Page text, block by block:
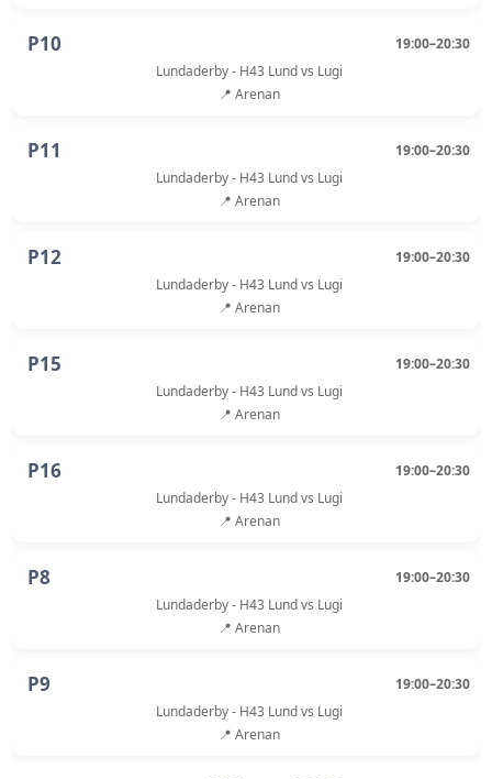
P10
19:00–20:30
Lundaderby - H43 Lund vs Lugi
📍 Arenan
P11
19:00–20:30
Lundaderby - H43 Lund vs Lugi
📍 Arenan
P12
19:00–20:30
Lundaderby - H43 Lund vs Lugi
📍 Arenan
P15
19:00–20:30
Lundaderby - H43 Lund vs Lugi
📍 Arenan
P16
19:00–20:30
Lundaderby - H43 Lund vs Lugi
📍 Arenan
P8
19:00–20:30
Lundaderby - H43 Lund vs Lugi
📍 Arenan
P9
19:00–20:30
Lundaderby - H43 Lund vs Lugi
📍 Arenan